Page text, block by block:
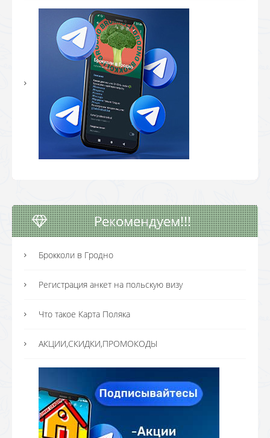
Рекомендуем!!!
Брокколи в Гродно
Регистрация анкет на польскую визу
Что такое Карта Поляка
АКЦИИ,СКИДКИ,ПРОМОКОДЫ